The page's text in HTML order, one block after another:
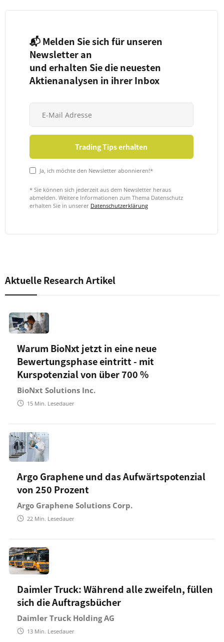
📬 Melden Sie sich für unseren
Newsletter an
und erhalten Sie die neuesten
Aktienanalysen in ihrer Inbox
Ja, ich möchte den Newsletter abonnieren!*
* Sie können sich jederzeit aus dem Newsletter heraus
abmelden. Weitere Informationen zum Thema Datenschutz
erhalten Sie in unserer Datenschutzerklärung
Aktuelle Research Artikel
Warum BioNxt jetzt in eine neue
Bewertungsphase eintritt - mit
Kurspotenzial von über 700 %
BioNxt Solutions Inc.
15 Min. Lesedauer
Argo Graphene und das Aufwärtspotenzial
von 250 Prozent
Argo Graphene Solutions Corp.
22 Min. Lesedauer
Daimler Truck: Während alle zweifeln, füllen
sich die Auftragsbücher
Daimler Truck Holding AG
13 Min. Lesedauer